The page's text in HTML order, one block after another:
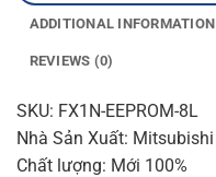
ADDITIONAL INFORMATION
REVIEWS (0)
SKU: FX1N-EEPROM-8L
Nhà Sản Xuất: Mitsubishi
Chất lượng: Mới 100%